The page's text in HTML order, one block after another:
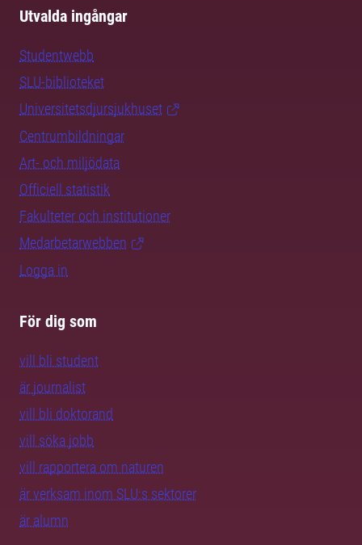
Utvalda ingångar
Studentwebb
SLU-biblioteket
Universitetsdjursjukhuset
Centrumbildningar
Art- och miljödata
Officiell statistik
Fakulteter och institutioner
Medarbetarwebben
Logga in
För dig som
vill bli student
är journalist
vill bli doktorand
vill söka jobb
vill rapportera om naturen
är verksam inom SLU:s sektorer
är alumn